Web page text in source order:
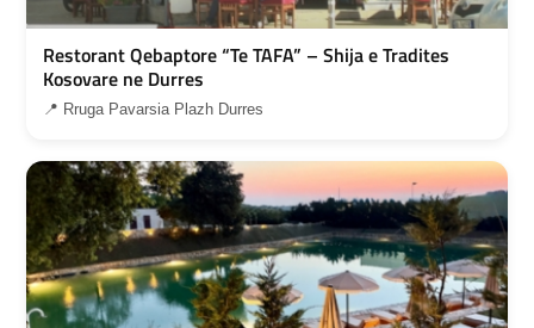
Restorant Qebaptore “Te TAFA” – Shija e Tradites
Kosovare ne Durres
📍 Rruga Pavarsia Plazh Durres